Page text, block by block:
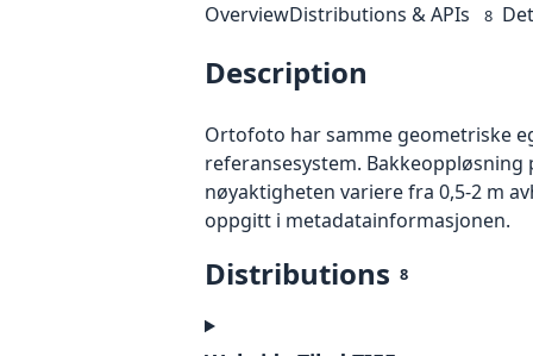
OverviewDistributions & APIs 8
Description
Ortofoto har samme geometriske
referansesystem.
nøyaktigheten variere fra 0,5-2 m
oppgitt i metadatainformasjonen.
Distributions 8